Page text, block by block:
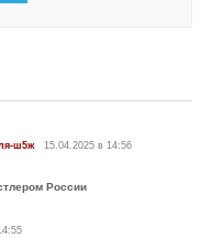
ш5ж 15.04.2025 в 14:56
России